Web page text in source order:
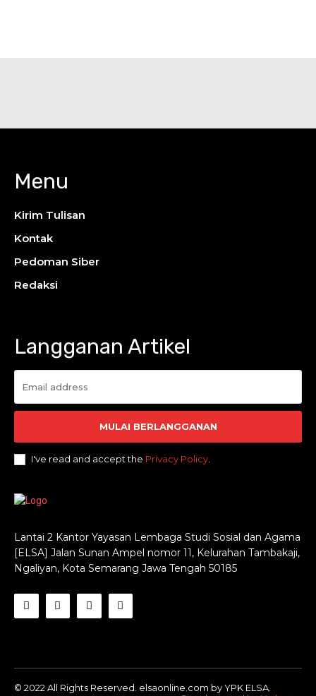
Lantai 2 Kantor Yayasan Lembaga Studi Sosial dan Agama
[ELSA] Jalan Sunan Ampel nomor 11, Kelurahan Tambakaji,
Ngaliyan, Kota Semarang Jawa Tengah 50185
Langganan Artikel
MULAI BERLANGGANAN
I've read and accept the Privacy Policy.
Menu
Kirim Tulisan
Kontak
Pedoman Siber
Redaksi
© 2022 All Rights Reserved. elsaonline.com by YPK ELSA.